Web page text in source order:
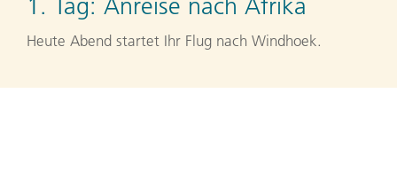
1. Tag: Anreise nach Afrika
Heute Abend startet Ihr Flug nach Windhoek.